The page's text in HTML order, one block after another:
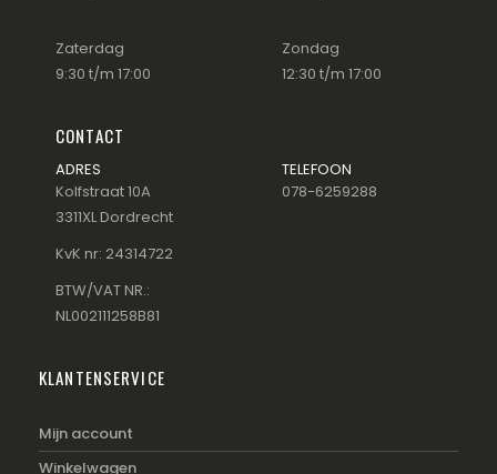
Zaterdag
9:30 t/m 17:00
Zondag
12:30 t/m 17:00
CONTACT
ADRES
Kolfstraat 10A
3311XL Dordrecht
KvK nr: 24314722
BTW/VAT NR.:
NL002111258B81
TELEFOON
078-6259288
KLANTENSERVICE
Mijn account
Winkelwagen